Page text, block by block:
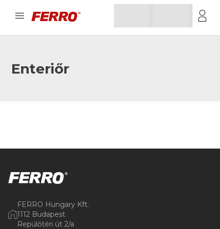
Enteriőr
FERRO Hungary Kft.
1112 Budapest
Repülőtéri út 2/a